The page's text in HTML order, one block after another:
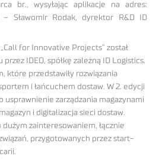
br., wysyłając aplikacje na adres:
– Sławomir Rodak, dyrektor R&D ID
for Innovative Projects” został
IDEO, spółkę zależną ID Logistics.
które przedstawiły rozwiązania
i łańcuchem dostaw. W 2. edycji
zarządzania magazynami
i digitalizacja sieci dostaw.
dużym zainteresowaniem, łącznie
przygotowanych przez start-